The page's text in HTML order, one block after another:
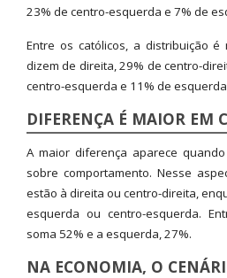
23% de centro-esquerda e 7% de
Entre os católicos, a distribuição
dizem de direita, 29% de centro-
centro-esquerda e 11% de
DIFERENÇA É MAIOR EM
A maior diferença aparece
sobre comportamento. Nesse
estão à direita ou centro-direita,
esquerda ou centro-esquerda.
soma 52% e a esquerda, 27%.
NA ECONOMIA, O